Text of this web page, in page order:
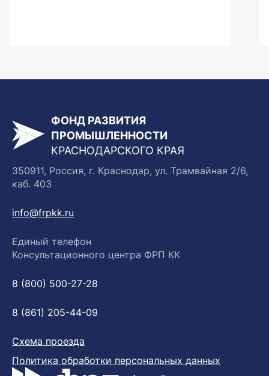
ФОНД РАЗВИТИЯ
ПРОМЫШЛЕННОСТИ
КРАСНОДАРСКОГО КРАЯ
350911, Россия, г. Краснодар, ул. Трамвайная 2/6,
каб. 403
info@frpkk.ru
Единый телефон
Консультационного центра ФРП КК
8 (800) 500-27-28
8 (861) 205-44-09
Схема проезда
Политика обработки персональных данных